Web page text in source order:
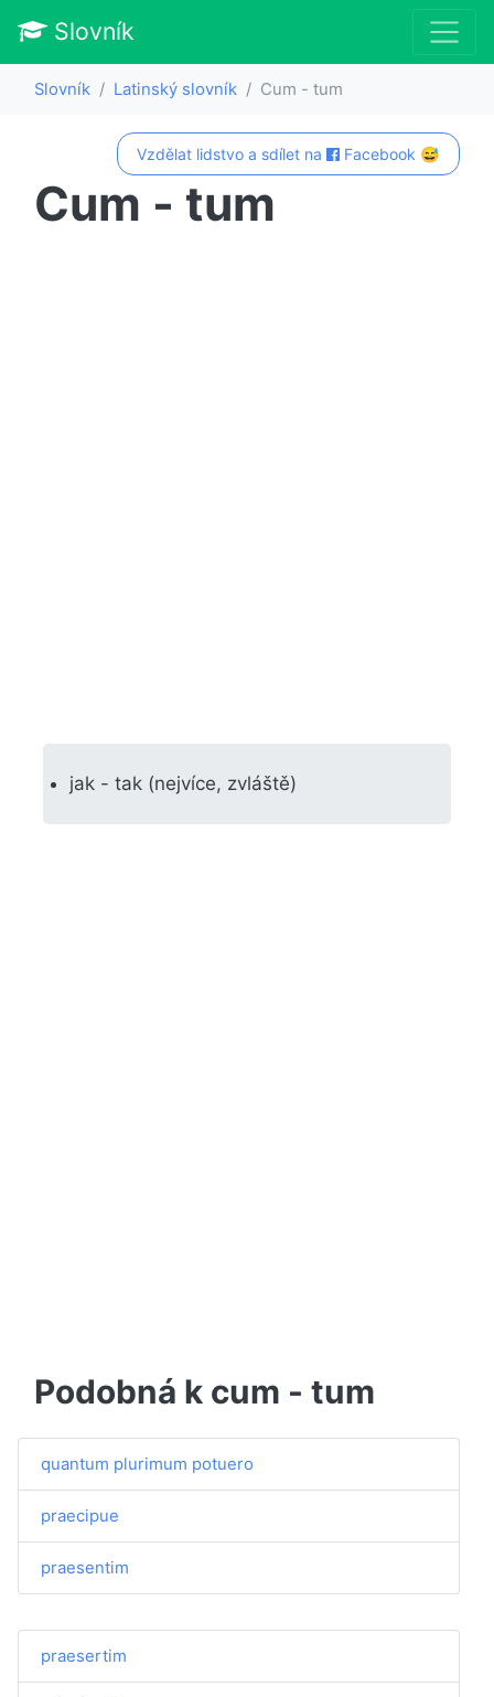
Slovník
Slovník Latinský slovník Cum - tum
Vzdělat lidstvo a sdílet na Facebook 😅
Cum - tum
jak - tak (nejvíce, zvláště)
Podobná k cum - tum
quantum plurimum potuero
praecipue
praesentim
praesertim